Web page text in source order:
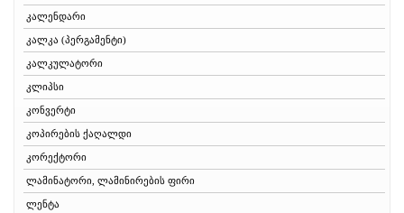
კალენდარი
კალკა (პერგამენტი)
კალკულატორი
კლიპსი
კონვერტი
კოპირების ქაღალდი
კორექტორი
ლამინატორი, ლამინირების ფირი
ლენტა